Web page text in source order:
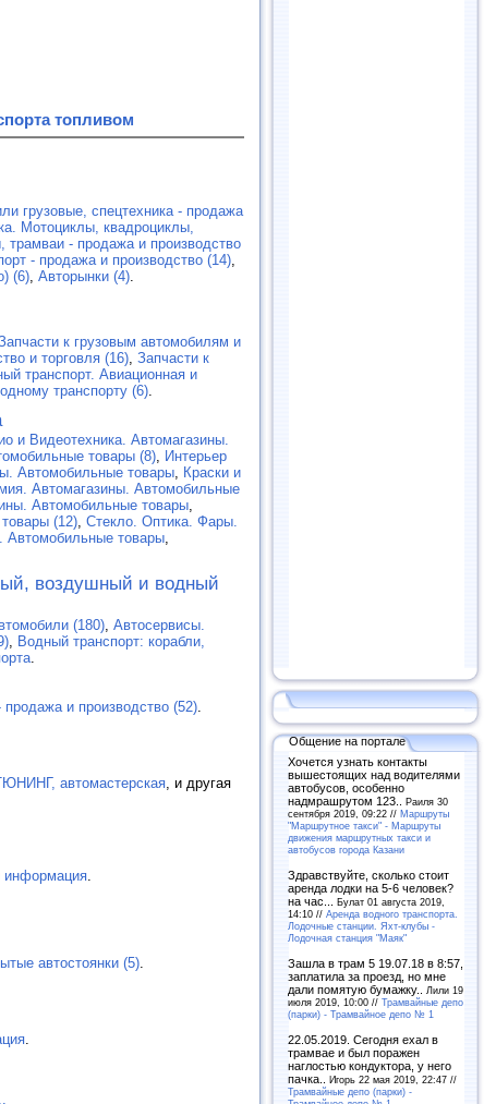
топливом
грузовые, спецтехника - продажа
Мотоциклы, квадроциклы,
трамваи - продажа и производство
- продажа и производство (14),
(6), Авторынки (4).
к грузовым автомобилям и
и торговля (16), Запчасти к
транспорт. Авиационная и
транспорту (6).
и Видеотехника. Автомагазины.
товары (8), Интерьер
Автомобильные товары, Краски и
Автомагазины. Автомобильные
Автомобильные товары,
(12), Cтекло. Оптика. Фары.
Автомобильные товары,
воздушный и водный
(180), Автосервисы.
, Водный транспорт: корабли,
.
и производство (52).
автомастерская, и другая
информация.
автостоянки (5).
.
Общение на портале
Хочется узнать контакты
вышестоящих над водителями
автобусов, особенно
надмрашрутом 123.. Раиля 30
сентября 2019, 09:22 // Маршруты
"Маршрутное такси" - Маршруты
движения маршрутных такси и
автобусов города Казани
Здравствуйте, сколько стоит
аренда лодки на 5-6 человек?
на час... Булат 01 августа 2019,
14:10 // Аренда водного транспорта.
Лодочные станции. Яхт-клубы -
Лодочная станция "Маяк"
Зашла в трам 5 19.07.18 в 8:57,
заплатила за проезд, но мне
дали помятую бумажку..
Лили 19
июля 2019, 10:00 // Трамвайные депо
(парки) - Трамвайное депо № 1
22.05.2019. Сегодня ехал в
трамвае и был поражен
наглостью кондуктора, у него
пачка.. Игорь 22 мая 2019, 22:47 //
Трамвайные депо (парки) -